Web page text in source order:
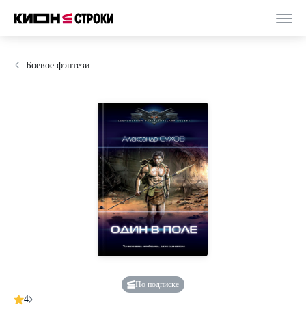
Боевое фэнтези
По подписке
4